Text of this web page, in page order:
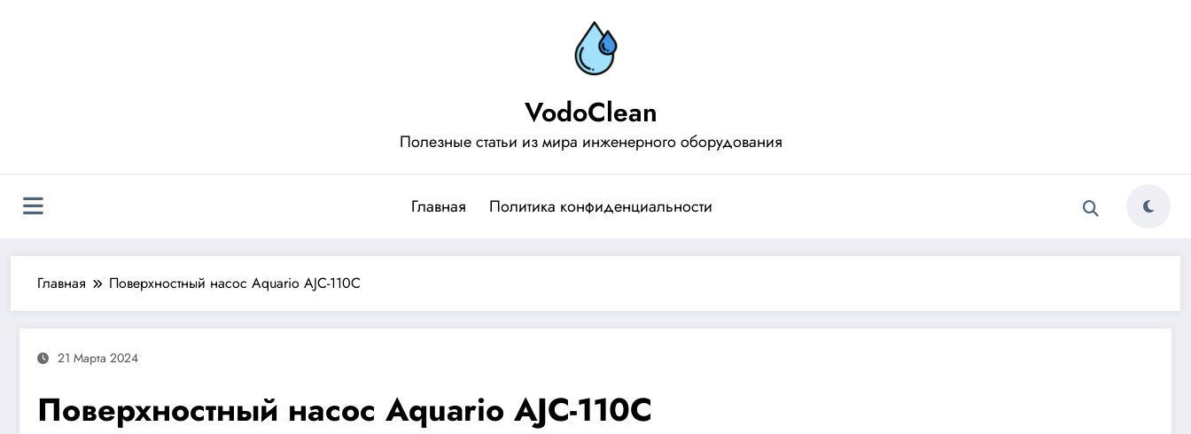
VodoClean
Полезные статьи из мира инженерного оборудования
Главная Политика конфиденциальности
Главная Поверхностный насос Aquario AJC-110C
21 Марта 2024
Поверхностный насос Aquario AJC-110C